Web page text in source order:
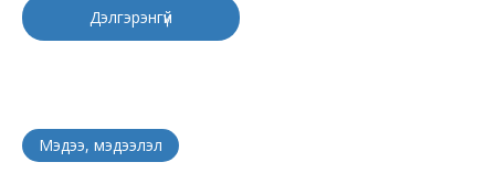
Дэлгэрэнгүй
Мэдээ, мэдээлэл